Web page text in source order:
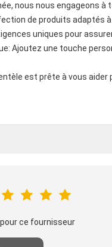
nous nous engageons à
de produits adaptés
uniques pour
Ajoutez une touche
est prête à vous
ce fournisseur